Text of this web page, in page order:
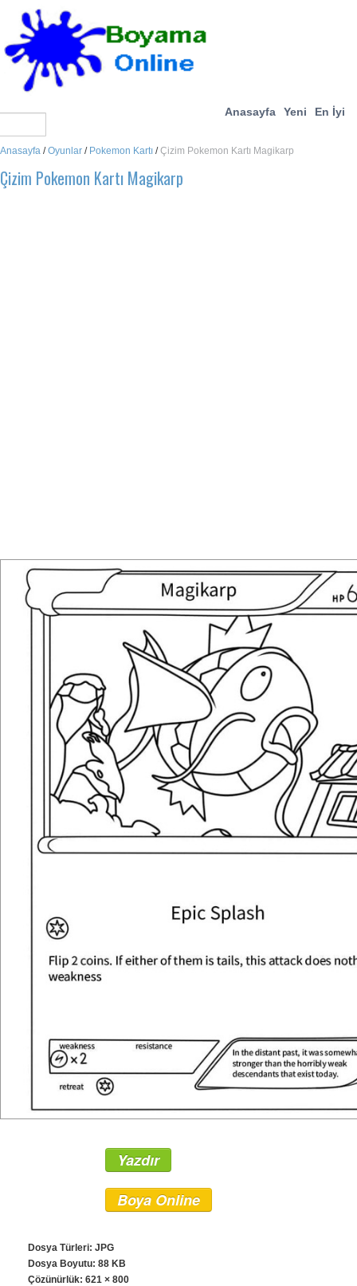
Anasayfa Yeni En İyi
Anasayfa /Oyunlar / Pokemon Kartı /Çizim Pokemon Kartı Magikarp
Çizim Pokemon Kartı Magikarp
Yazdır
Boya Online
Dosya Türleri: JPG
Dosya Boyutu: 88 KB
Çözünürlük: 621 × 800